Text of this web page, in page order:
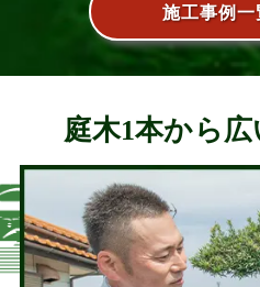
施工事例一
庭木1本から広